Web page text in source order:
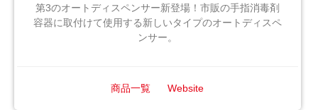
第3のオートディスペンサー新登場！市販の手指消毒剤
容器に取付けて使用する新しいタイプのオートディスペ
ンサー。
商品一覧 Website